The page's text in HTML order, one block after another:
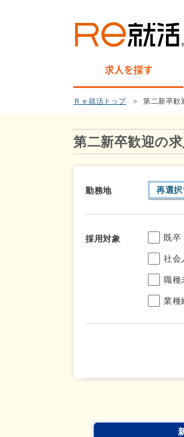
求人を探す
Ｒｅ就活トップ 第二新卒歓
第二新卒歓迎の
勤務地 再選択
採用対象 既卒
社会
職種
業種
完
土